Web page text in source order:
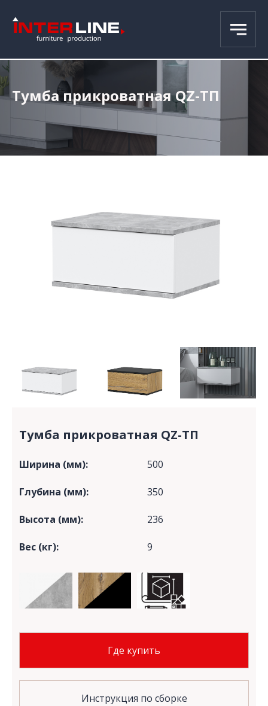
Тумба прикроватная QZ-ТП
Тумба прикроватная QZ-ТП
Ширина (мм): 500
Глубина (мм): 350
Высота (мм): 236
Вес (кг): 9
Где купить
Инструкция по сборке